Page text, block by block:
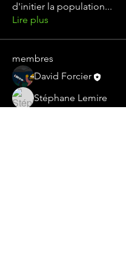
d'initier la population...
Lire plus
membres
David Forcier
Stéphane Lemire